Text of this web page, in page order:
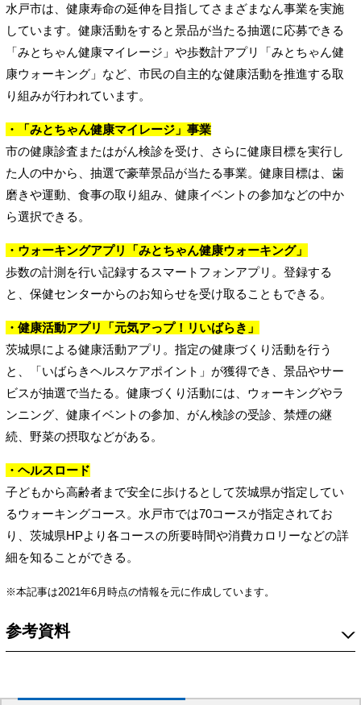
水戸市は、健康寿命の延伸を目指してさまざまなん事業を実施
しています。健康活動をすると景品が当たる抽選に応募できる
「みとちゃん健康マイレージ」や歩数計アプリ「みとちゃん健
康ウォーキング」など、市民の自主的な健康活動を推進する取
り組みが行われています。
・「みとちゃん健康マイレージ」事業
市の健康診査またはがん検診を受け、さらに健康目標を実行し
た人の中から、抽選で豪華景品が当たる事業。健康目標は、歯
磨きや運動、食事の取り組み、健康イベントの参加などの中か
ら選択できる。
・ウォーキングアプリ「みとちゃん健康ウォーキング」
歩数の計測を行い記録するスマートフォンアプリ。登録する
と、保健センターからのお知らせを受け取ることもできる。
・健康活動アプリ「元気アっプ！リいばらき」
茨城県による健康活動アプリ。指定の健康づくり活動を行う
と、「いばらきヘルスケアポイント」が獲得でき、景品やサー
ビスが抽選で当たる。健康づくり活動には、ウォーキングやラ
ンニング、健康イベントの参加、がん検診の受診、禁煙の継
続、野菜の摂取などがある。
・ヘルスロード
子どもから高齢者まで安全に歩けるとして茨城県が指定してい
るウォーキングコース。水戸市では70コースが指定されてお
り、茨城県HPより各コースの所要時間や消費カロリーなどの詳
細を知ることができる。
※本記事は2021年6月時点の情報を元に作成しています。
参考資料